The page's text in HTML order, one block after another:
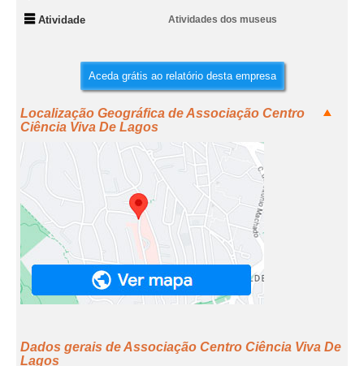
Atividade Atividades dos museus
Aceda grátis ao relatório desta empresa
Localização Geográfica de Associação Centro
Ciência Viva De Lagos
Dados gerais de Associação Centro Ciência Viva De
Lagos